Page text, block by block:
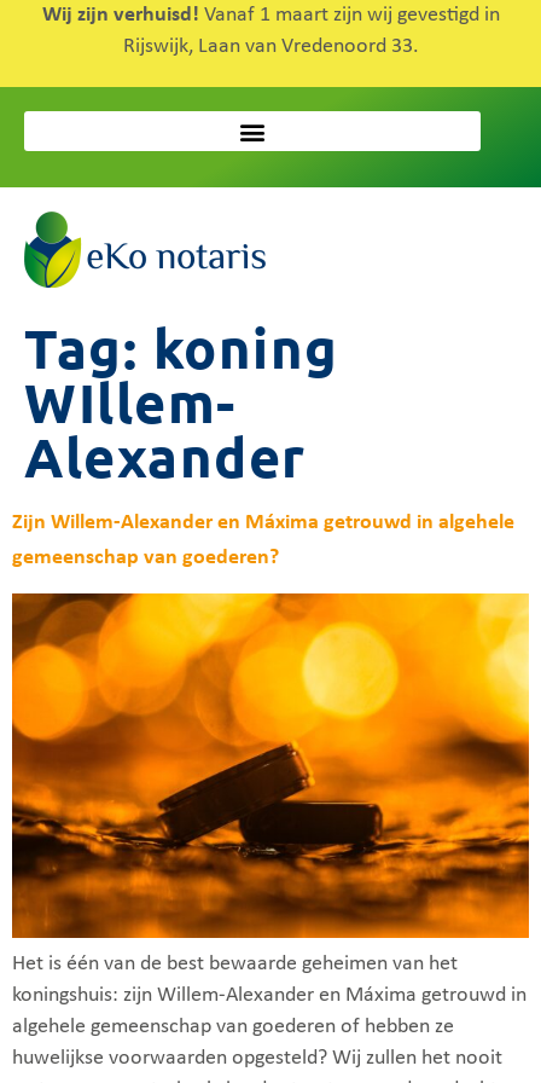
Wij zijn verhuisd! Vanaf 1 maart zijn wij gevestigd in
Rijswijk, Laan van Vredenoord 33.
Tag: koning
WIllem-
Alexander
Zijn Willem-Alexander en Máxima getrouwd in algehele
gemeenschap van goederen?
Het is één van de best bewaarde geheimen van het
koningshuis: zijn Willem-Alexander en Máxima getrouwd in
algehele gemeenschap van goederen of hebben ze
huwelijkse voorwaarden opgesteld? Wij zullen het nooit